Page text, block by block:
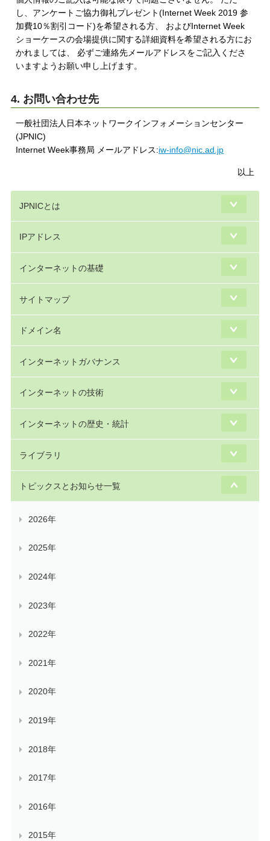
し、アンケートご協力御礼プレゼント(Internet Week 2019 参
加費10％割引コード)を希望される方、 およびInternet Week
ショーケースの会場提供に関する詳細資料を希望される方にお
かれましては、 必ずご連絡先メールアドレスをご記入くださ
いますようお願い申し上げます。
4. お問い合わせ先
一般社団法人日本ネットワークインフォメーションセンター
(JPNIC)
Internet Week事務局 メールアドレス:iw-info@nic.ad.jp
以上
JPNICとは
IPアドレス
インターネットの基礎
サイトマップ
ドメイン名
インターネットガバナンス
インターネットの技術
インターネットの歴史・統計
ライブラリ
トピックスとお知らせ一覧
2026年
2025年
2024年
2023年
2022年
2021年
2020年
2019年
2018年
2017年
2016年
2015年